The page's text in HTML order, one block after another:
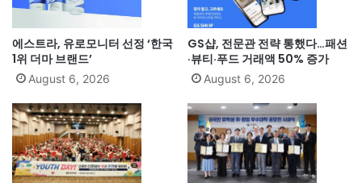
에스트라, 유로모니터 선정 ‘한국
1위 더마 브랜드’
August 6, 2026
GS샵, 전문관 전략 통했다…패션
·뷰티·푸드 거래액 50% 증가
August 6, 2026